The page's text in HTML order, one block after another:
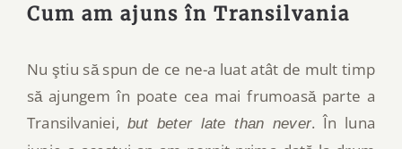
Cum am ajuns în Transilvania
Nu ştiu să spun de ce ne-a luat atât de mult timp
să ajungem în poate cea mai frumoasă parte a
Transilvaniei, but beter late than never. În luna